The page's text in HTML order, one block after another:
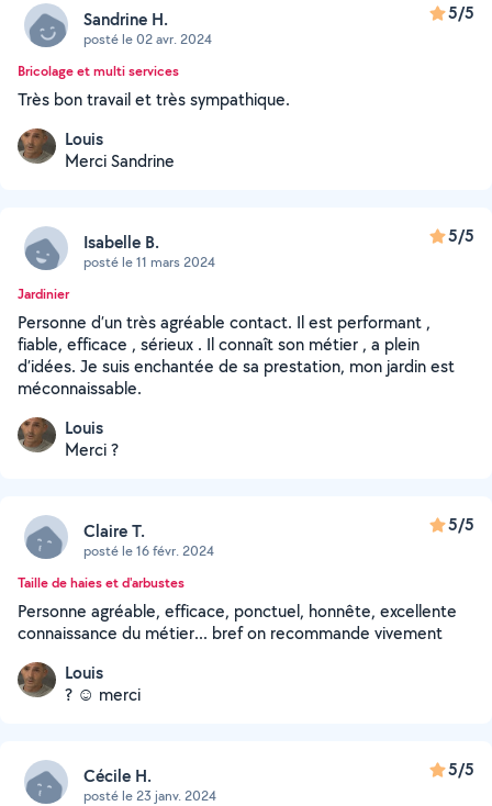
Sandrine H.
posté le 02 avr. 2024
5/5
Bricolage et multi services
Très bon travail et très sympathique.
Louis
Merci Sandrine
Isabelle B.
posté le 11 mars 2024
5/5
Jardinier
Personne d’un très agréable contact. Il est performant ,
fiable, efficace , sérieux . Il connaît son métier , a plein
d’idées. Je suis enchantée de sa prestation, mon jardin est
méconnaissable.
Louis
Merci ?
Claire T.
posté le 16 févr. 2024
5/5
Taille de haies et d'arbustes
Personne agréable, efficace, ponctuel, honnête, excellente
connaissance du métier... bref on recommande vivement
Louis
? ☺️ merci
Cécile H.
posté le 23 janv. 2024
5/5